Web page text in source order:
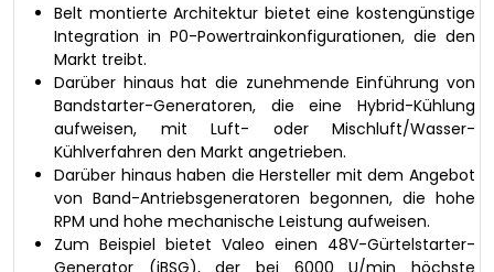
Belt montierte Architektur bietet eine kostengünstige
Integration in P0-Powertrainkonfigurationen, die den
Markt treibt.
Darüber hinaus hat die zunehmende Einführung von
Bandstarter-Generatoren, die eine Hybrid-Kühlung
aufweisen, mit Luft- oder Mischluft/Wasser-
Kühlverfahren den Markt angetrieben.
Darüber hinaus haben die Hersteller mit dem Angebot
von Band-Antriebsgeneratoren begonnen, die hohe
RPM und hohe mechanische Leistung aufweisen.
Zum Beispiel bietet Valeo einen 48V-Gürtelstarter-
Generator (iBSG), der bei 6000 U/min höchste